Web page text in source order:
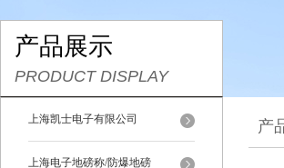
产品展示
PRODUCT DISPLAY
上海凯士电子有限公司
上海电子地磅称/防爆地磅
产